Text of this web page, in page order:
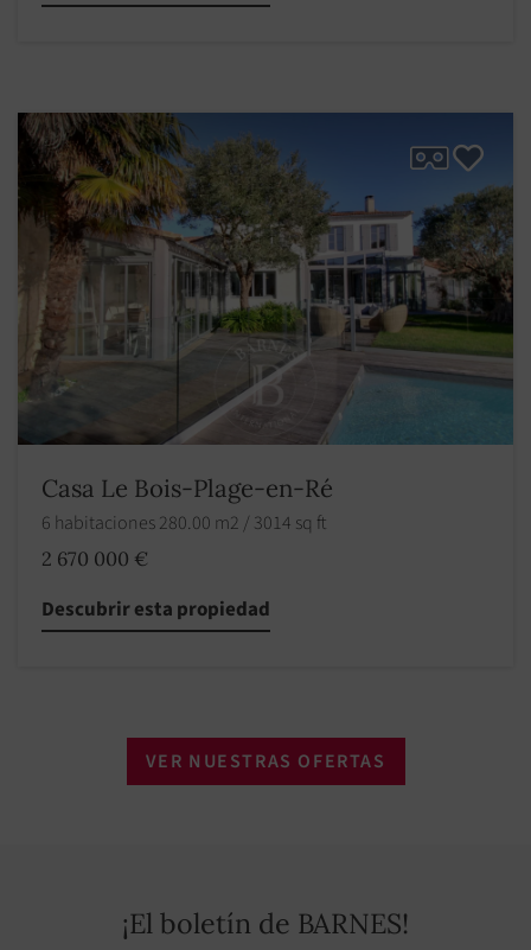
Casa Le Bois-Plage-en-Ré
6 habitaciones 280.00 m2 / 3014 sq ft
2 670 000 €
Descubrir esta propiedad
VER NUESTRAS OFERTAS
¡El boletín de BARNES!